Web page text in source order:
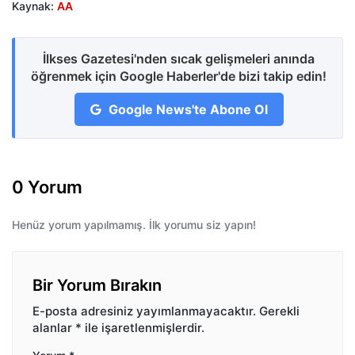
Kaynak: AA
İlkses Gazetesi'nden sıcak gelişmeleri anında
öğrenmek için Google Haberler'de bizi takip edin!
Google News'te Abone Ol
0 Yorum
Henüz yorum yapılmamış. İlk yorumu siz yapın!
Bir Yorum Bırakın
E-posta adresiniz yayımlanmayacaktır. Gerekli
alanlar * ile işaretlenmişlerdir.